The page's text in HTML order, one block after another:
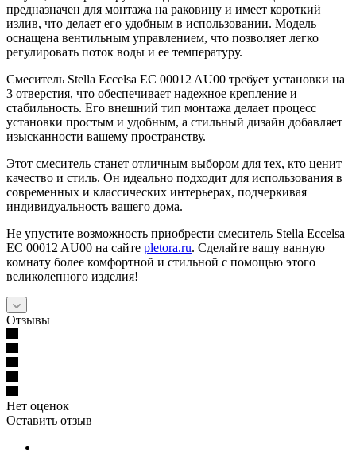
предназначен для монтажа на раковину и имеет короткий
излив, что делает его удобным в использовании. Модель
оснащена вентильным управлением, что позволяет легко
регулировать поток воды и ее температуру.
Смеситель Stella Eccelsa EC 00012 AU00 требует установки на
3 отверстия, что обеспечивает надежное крепление и
стабильность. Его внешний тип монтажа делает процесс
установки простым и удобным, а стильный дизайн добавляет
изысканности вашему пространству.
Этот смеситель станет отличным выбором для тех, кто ценит
качество и стиль. Он идеально подходит для использования в
современных и классических интерьерах, подчеркивая
индивидуальность вашего дома.
Не упустите возможность приобрести смеситель Stella Eccelsa
EC 00012 AU00 на сайте pletora.ru. Сделайте вашу ванную
комнату более комфортной и стильной с помощью этого
великолепного изделия!
Отзывы
Нет оценок
Оставить отзыв